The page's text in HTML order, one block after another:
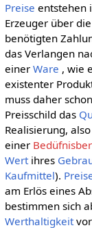
Preise entstehen
Erzeuger über
benötigten
das Verlangen
einer Ware , wie
existenter
muss daher
Preisschild das
Realisierung,
einer
Wertihres
Kaufmittel).
am Erlös eines
bestimmen sich
Werthaltigkeit